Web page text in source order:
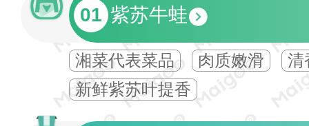
01 紫苏牛蛙
湘菜代表菜品 肉质嫩滑
清
新鲜紫苏叶提香‌